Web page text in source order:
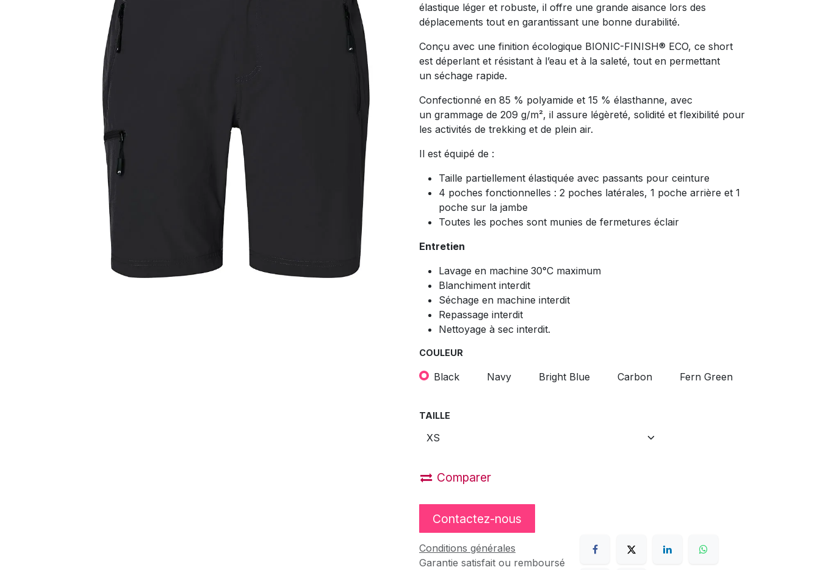
élastique léger et robuste, il offre une grande aisance lors des
déplacements tout en garantissant une bonne durabilité.
Conçu avec une finition écologique BIONIC-FINISH® ECO, ce short
est déperlant et résistant à l’eau et à la saleté, tout en permettant
un séchage rapide.
Confectionné en 85 % polyamide et 15 % élasthanne, avec
un grammage de 209 g/m², il assure légèreté, solidité et flexibilité pour
les activités de trekking et de plein air.
Il est équipé de :
Taille partiellement élastiquée avec passants pour ceinture
4 poches fonctionnelles : 2 poches latérales, 1 poche arrière et 1
poche sur la jambe
Toutes les poches sont munies de fermetures éclair
Entretien
Lavage en machine 30°C maximum
Blanchiment interdit
Séchage en machine interdit
Repassage interdit
Nettoyage à sec interdit.
COULEUR
Black Navy Bright Blue Carbon Fern Green
TAILLE
Comparer
Contactez-nous
Conditions générales
Garantie satisfait ou remboursé